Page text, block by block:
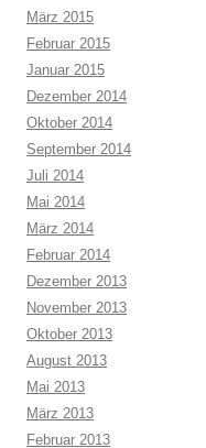
März 2015
Februar 2015
Januar 2015
Dezember 2014
Oktober 2014
September 2014
Juli 2014
Mai 2014
März 2014
Februar 2014
Dezember 2013
November 2013
Oktober 2013
August 2013
Mai 2013
März 2013
Februar 2013